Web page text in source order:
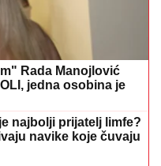
navike koje čuvaju
u Sarajevu, uslijedio
PETICIJA ZA